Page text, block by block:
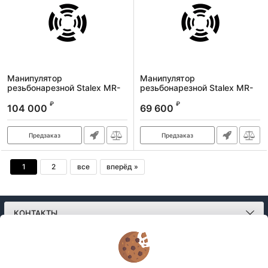
Манипулятор
резьбонарезной Stalex MR-
Артикул: MR-DS36
104 000 ₽
Предзаказ
Манипулятор
резьбонарезной Stalex MR-
Артикул: MR-DS16
69 600 ₽
Предзаказ
1 2 все вперёд »
КОНТАКТЫ